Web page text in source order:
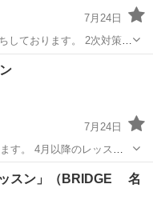
7月24日
ます。 2次対策の
/ 1回/ 50
ン
7月24日
す。 4月以降のレッスン
15:00まで ...
スン」（BRIDGE 名